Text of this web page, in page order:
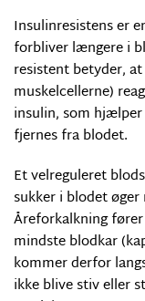
Insulinresistens er
forbliver længere i
resistent betyder,
muskelcellerne)
insulin, som
fjernes fra blodet.
Et velreguleret
sukker i blodet
Åreforkalkning
mindste blodkar
kommer derfor
ikke blive stiv eller